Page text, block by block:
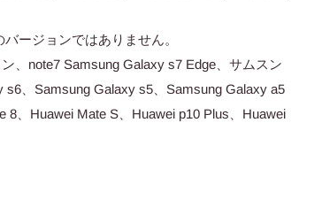
ージョンではありません。
、note7 Samsung Galaxy s7 Edge、サムスン
s6、Samsung Galaxy s5、Samsung Galaxy a5
8、Huawei Mate S、Huawei p10 Plus、Huawei